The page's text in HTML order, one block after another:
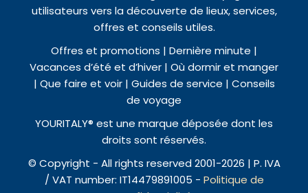
utilisateurs vers la découverte de lieux, services,
offres et conseils utiles.
Offres et promotions | Dernière minute |
Vacances d’été et d’hiver | Où dormir et manger
| Que faire et voir | Guides de service | Conseils
de voyage
YOURITALY® est une marque déposée dont les
droits sont réservés.
© Copyright - All rights reserved 2001-2026 | P. IVA
/ VAT number: IT14479891005 - Politique de